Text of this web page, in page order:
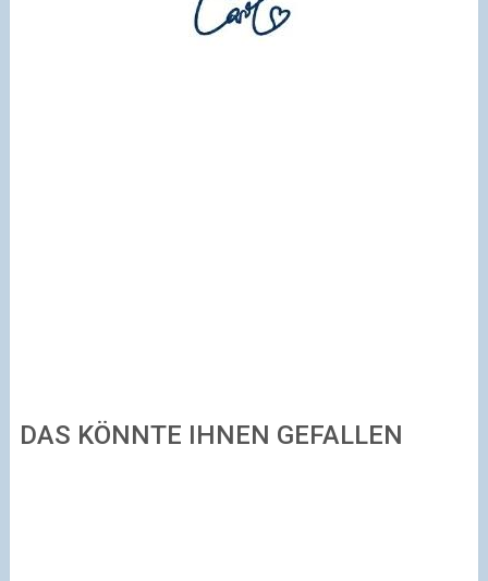
DAS KÖNNTE IHNEN GEFALLEN